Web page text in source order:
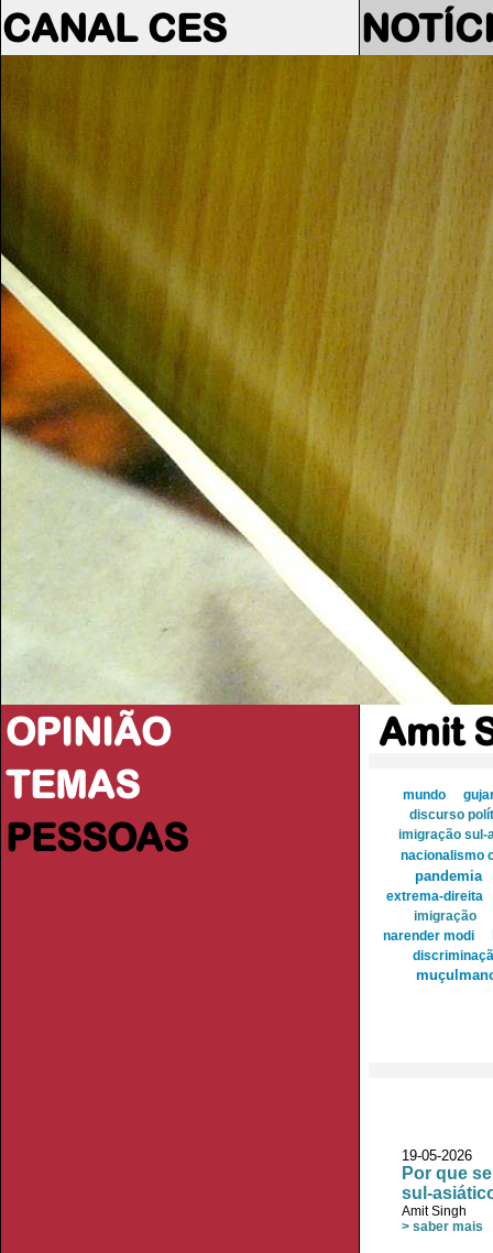
CANAL CES
OPINIÃO
TEMAS
PESSOAS
Amit
mundo
discurso
imigração sul-
nacionalismo
pandemia
extrema-direita
imigração
narender modi
19-05-
Por que
sul-
Amit Singh
> saber mais